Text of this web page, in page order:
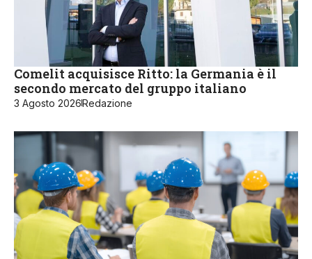
Comelit acquisisce Ritto: la Germania è il
secondo mercato del gruppo italiano
3 Agosto 2026Redazione